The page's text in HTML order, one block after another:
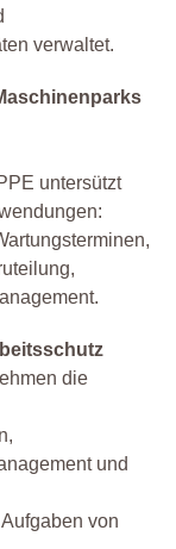
verwaltet.
untersützt
die
und
von